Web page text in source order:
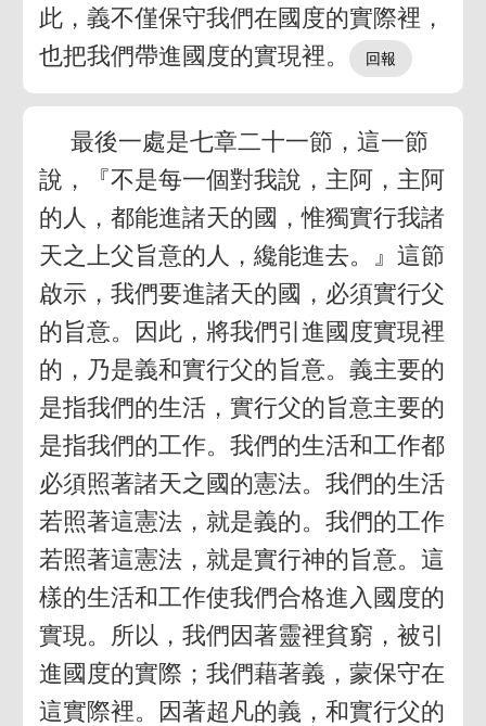
此，義不僅保守我們在國度的實際裡，
也把我們帶進國度的實現裡。
最後一處是七章二十一節，這一節
說，『不是每一個對我說，主阿，主阿
的人，都能進諸天的國，惟獨實行我諸
天之上父旨意的人，纔能進去。』這節
啟示，我們要進諸天的國，必須實行父
的旨意。因此，將我們引進國度實現裡
的，乃是義和實行父的旨意。義主要的
是指我們的生活，實行父的旨意主要的
是指我們的工作。我們的生活和工作都
必須照著諸天之國的憲法。我們的生活
若照著這憲法，就是義的。我們的工作
若照著這憲法，就是實行神的旨意。這
樣的生活和工作使我們合格進入國度的
實現。所以，我們因著靈裡貧窮，被引
進國度的實際；我們藉著義，蒙保守在
這實際裡。因著超凡的義，和實行父的